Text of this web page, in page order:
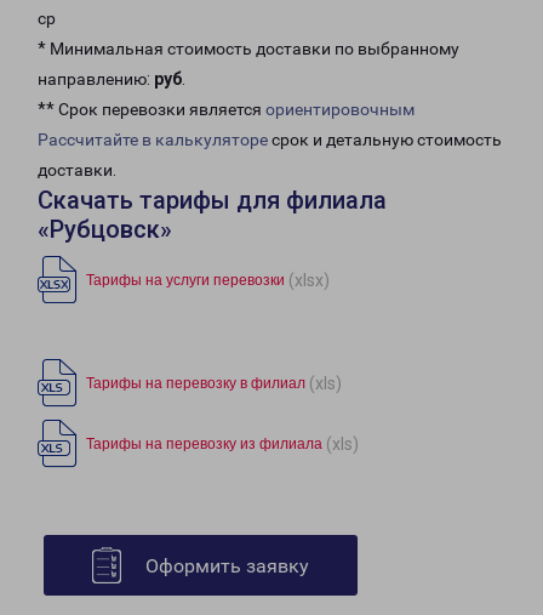
ср
* Минимальная стоимость доставки по выбранному
направлению: руб.
** Срок перевозки является ориентировочным
Рассчитайте в калькуляторесрок и детальную стоимость
доставки.
Скачать тарифы для филиала
«Рубцовск»
Тарифы на услуги перевозки (xlsx)
Тарифы на перевозку в филиал (xls)
Тарифы на перевозку из филиала (xls)
Оформить заявку